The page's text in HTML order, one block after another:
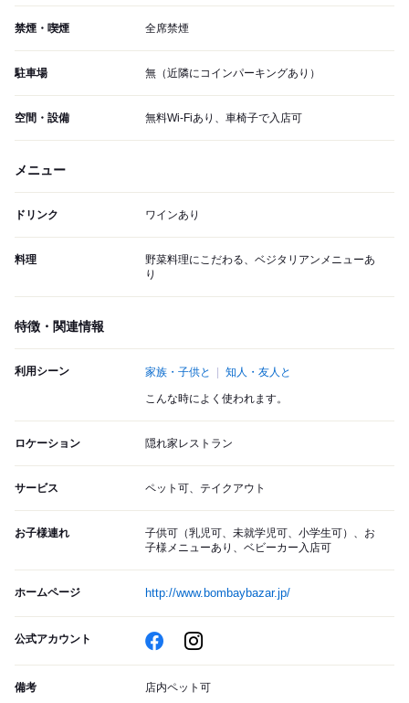
禁煙・喫煙 全席禁煙
駐車場 無（近隣にコインパーキングあり）
空間・設備 無料Wi-Fiあり、車椅子で入店可
メニュー
ドリンク ワインあり
料理
野菜料理にこだわる、ベジタリアンメニューあ
り
特徴・関連情報
利用シーン 家族・子供と 知人・友人と
こんな時によく使われます。
ロケーション 隠れ家レストラン
サービス ペット可、テイクアウト
お子様連れ
子供可（乳児可、未就学児可、小学生可）、お
子様メニューあり、ベビーカー入店可
ホームページ http://www.bombaybazar.jp/
公式アカウント
備考 店内ペット可